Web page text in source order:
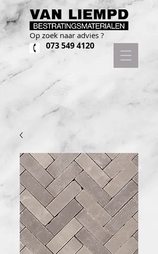
Op zoek naar advies ?
073 549 4120